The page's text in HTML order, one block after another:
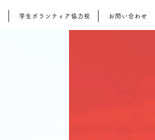
学生ボランティア協力校 お問い合わせ